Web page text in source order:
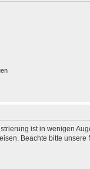
ist in wenigen
Beachte bitte